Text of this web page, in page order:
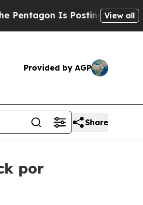
Is Posting Cryptic Biblical
View all
Provided by AGP
Share
por